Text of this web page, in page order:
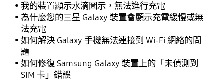
我的裝置顯示水滴圖示，無法進行充電
為什麼您的三星 Galaxy 裝置會顯示充電緩慢或無
法充電
如何解決 Galaxy 手機無法連接到 Wi-Fi 網絡的問
題
如何修復 Samsung Galaxy 裝置上的「未偵測到
SIM 卡」錯誤